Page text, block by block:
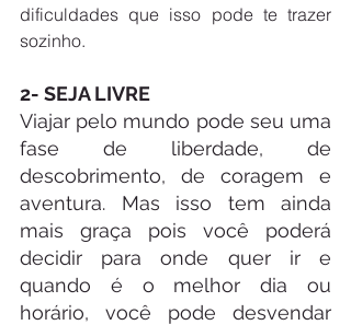
dificuldades que isso pode te trazer
sozinho.
2- SEJA LIVRE
Viajar pelo mundo pode seu uma
fase de liberdade, de
descobrimento, de coragem e
aventura. Mas isso tem ainda
mais graça pois você poderá
decidir para onde quer ir e
quando é o melhor dia ou
horário, você pode desvendar